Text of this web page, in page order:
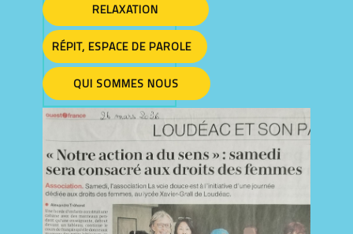
RELAXATION
RÉPIT, ESPACE DE PAROLE
QUI SOMMES NOUS